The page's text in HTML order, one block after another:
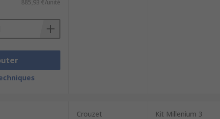
885,93 €/unité
Crouzet Kit Millenium 3